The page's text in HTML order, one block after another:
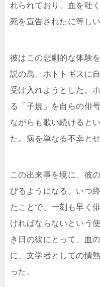
れられており、血を吐
死を宣告されたに等し
彼はこの悲劇的な体験
説の鳥、ホトトギスに
受け入れようとした。
る「子規」を自らの俳
ながらも歌い続けると
た。病を単なる不幸と
この出来事を境に、彼
びるようになる。いつ
たことで、一刻も早く
ければならないという
き日の彼にとって、血
に、文学者としての情
った。